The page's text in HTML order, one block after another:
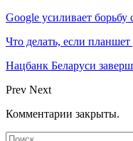
Google усиливает
Что делать, если
Нацбанк Беларуси
Prev Next
Комментарии закрыты.